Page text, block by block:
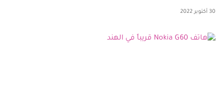
30 أكتوبر 2022